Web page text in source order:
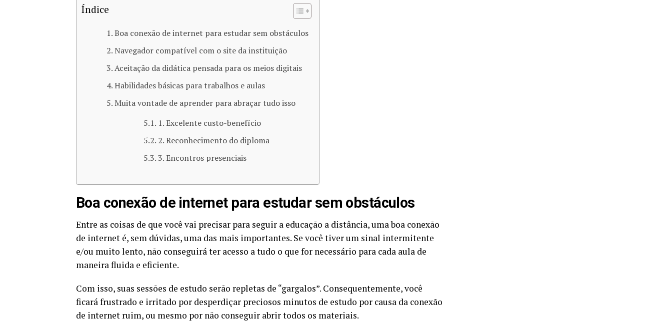
Índice
Boa conexão de internet para estudar sem obstáculos
Navegador compatível com o site da instituição
Aceitação da didática pensada para os meios digitais
Habilidades básicas para trabalhos e aulas
Muita vontade de aprender para abraçar tudo isso
1. Excelente custo-benefício
2. Reconhecimento do diploma
3. Encontros presenciais
Boa conexão de internet para estudar sem obstáculos
Entre as coisas de que você vai precisar para seguir a educação a distância, uma boa conexão
de internet é, sem dúvidas, uma das mais importantes. Se você tiver um sinal intermitente
e/ou muito lento, não conseguirá ter acesso a tudo o que for necessário para cada aula de
maneira fluida e eficiente.
Com isso, suas sessões de estudo serão repletas de “gargalos”. Consequentemente, você
ficará frustrado e irritado por desperdiçar preciosos minutos de estudo por causa da conexão
de internet ruim, ou mesmo por não conseguir abrir todos os materiais.